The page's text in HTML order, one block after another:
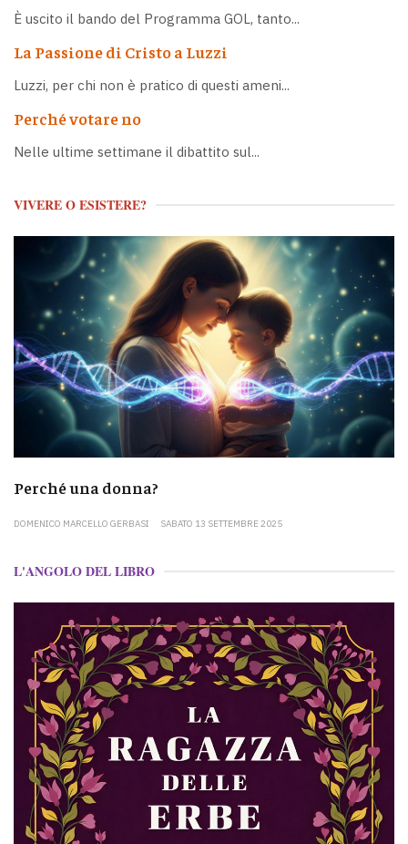
È uscito il bando del Programma GOL, tanto...
La Passione di Cristo a Luzzi
Luzzi, per chi non è pratico di questi ameni...
Perché votare no
Nelle ultime settimane il dibattito sul...
VIVERE O ESISTERE?
Perché una donna?
DOMENICO MARCELLO GERBASI SABATO 13 SETTEMBRE 2025
L'ANGOLO DEL LIBRO